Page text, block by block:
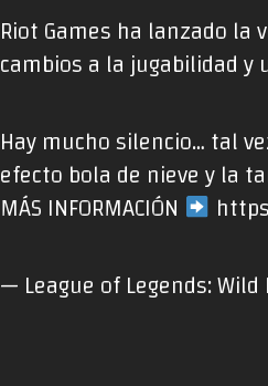
Riot Games ha lanzado la
cambios a la jugabilidad y
Hay mucho silencio… tal
efecto bola de nieve y la
MÁS INFORMACIÓN
— League of Legends: Wild